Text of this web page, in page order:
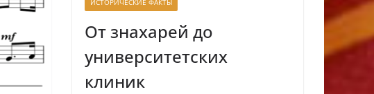
ИСТОРИЧЕСКИЕ ФАКТЫ
От знахарей до
университетских
клиник